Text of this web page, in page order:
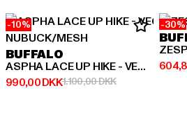
-10%
BUFFALO
ASPHA LACE UP HIKE - VEGAN NUBUCK/MESH
990,00 DKK
Nuværende pris: 990,00 DKK
1.100,00 DKKKampagnepris:
-30%